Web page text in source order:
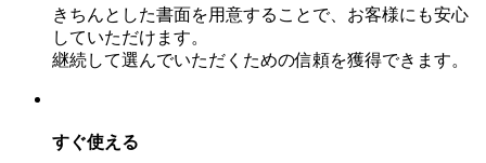
きちんとした書面を用意することで、お客様にも安心
していただけます。
継続して選んでいただくための信頼を獲得できます。
すぐ使える